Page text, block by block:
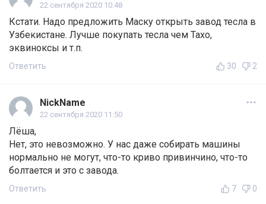
22 сентября 2020 10:48
Кстати. Надо предложить Маску открыть завод тесла в
Узбекистане. Лучше покупать тесла чем Тахо,
эквиноксы и т.п.
Ответить 30 2
NickName
22 сентября 2020 11:50
Лёша,
Нет, это невозможно. У нас даже собирать машины
нормально не могут, что-то криво привинчино, что-то
болтается и это с завода.
Ответить 7 0